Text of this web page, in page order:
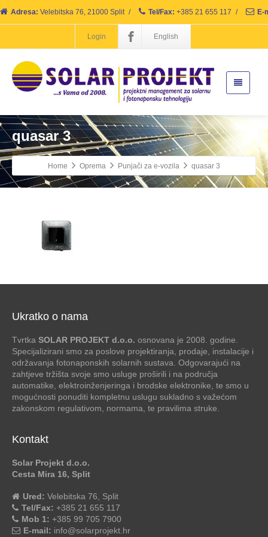
Adresa: Velebitska 76, 21000 Split / Tel/Fax: +385 21 655 117 / E-
Login English
quasar 3
Home Oprema Punjači za e-vozila quasar 3
Ukratko o nama
Tvrtka SOLAR PROJEKT d.o.o. osnovana je 2008. godine.
Specijalizirani smo za poslove projektiranja, prodaje, instalacije i
održavanja fotonaponskih solarnih sustava. Odgovarajući na
zahtjeve tržišta svoje smo usluge proširili i na područja
automatike, elektroinženjeringa i brodske elektronike, te smo u
mogućnosti ponuditi kompletnu uslugu sukladno s važećom
zakonskom regulativom, normama, te pravilima struke.
Kontakt
Solar Projekt d.o.o.
Cesta Mira 16, Split
Ured: Velebitska 76, Split
Tel/Fax: +385 21 655 117
Mob 1: +385 99 705 7900
E-mail: info@solarprojekt.hr